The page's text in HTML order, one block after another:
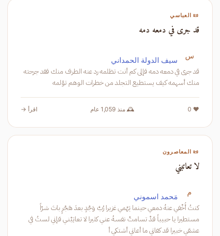
📜 العباسي
قد جرى في دمعه دمه
س سيف الدولة الحمداني
قد جرى في دمعه دمه فإلى كم أنت تظلمه رد عنه الطرف منك فقد جرحته
منك أسهمه كيف يستطيع التجلد من خطرات الوهم تؤلمه
❤️ 0 🕰️ منذ 1,059 عام اقرأ →
📜 المعاصرون
لا تعاتبني
م مَحمد اسموني
كنتُ أُخْفي عنهُ دمعي حينما يَهْمي غزيرا رُبَّ وَجْدٍ بعدَ هَجْرٍ باتَ شـرّاً
مستطيرا يا حبيباً قـدْ تسامتْ نفسـهُ عنـي كثيرا لا تعاتِبْنـي فـإني لستُ في
عشقي خبيرا قد كفاني ما أعـاني أشتكي أ